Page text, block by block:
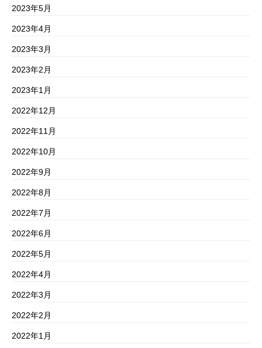
2023年5月
2023年4月
2023年3月
2023年2月
2023年1月
2022年12月
2022年11月
2022年10月
2022年9月
2022年8月
2022年7月
2022年6月
2022年5月
2022年4月
2022年3月
2022年2月
2022年1月